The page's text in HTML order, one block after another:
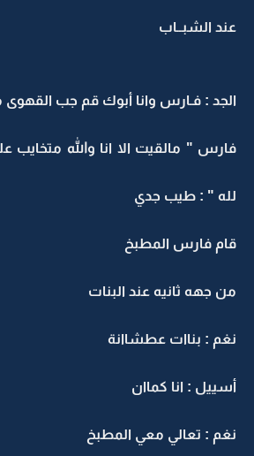
عند الشبــاب
الجد : فـارس وانا أبوك قم جب القهوى
فارس " مالقيت الا انا والله متخايب
لله " : طيب جدي
قام فارس المطبخ
من جهه ثانيه عند البنات
نغم : بناات عطشاانة
أسييل : انا كماان
نغم : تعالي معي المطبخ